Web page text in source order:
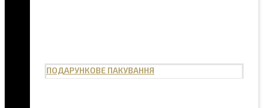
ПОДАРУНКОВЕ ПАКУВАННЯ